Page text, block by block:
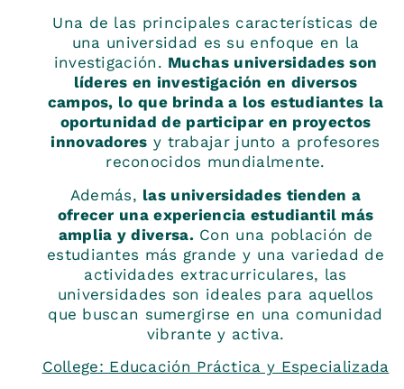
Una de las principales características de
una universidad es su enfoque en la
investigación. Muchas universidades son
líderes en investigación en diversos
campos, lo que brinda a los estudiantes la
oportunidad de participar en proyectos
innovadores y trabajar junto a profesores
reconocidos mundialmente.
Además, las universidades tienden a
ofrecer una experiencia estudiantil más
amplia y diversa.Con una población de
estudiantes más grande y una variedad de
actividades extracurriculares, las
universidades son ideales para aquellos
que buscan sumergirse en una comunidad
vibrante y activa.
College: Educación Práctica y Especializada